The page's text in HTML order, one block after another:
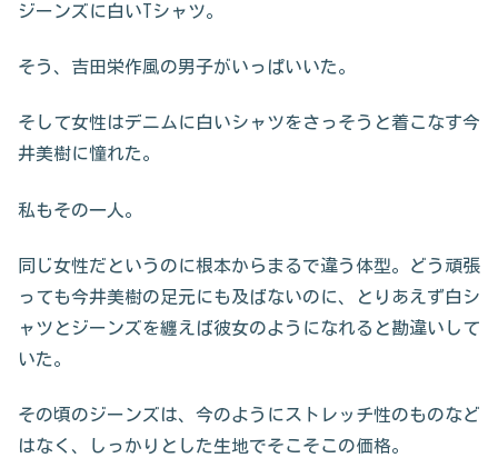
ジーンズに白いTシャツ。
そう、吉田栄作風の男子がいっぱいいた。
そして女性はデニムに白いシャツをさっそうと着こなす今
井美樹に憧れた。
私もその一人。
同じ女性だというのに根本からまるで違う体型。どう頑張
っても今井美樹の足元にも及ばないのに、とりあえず白シ
ャツとジーンズを纏えば彼女のようになれると勘違いして
いた。
その頃のジーンズは、今のようにストレッチ性のものなど
はなく、しっかりとした生地でそこそこの価格。